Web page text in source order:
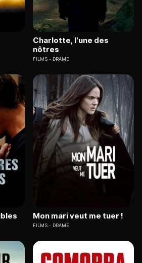
Charlotte, l'une des
nôtres
FILMS DRAME
Mon mari veut me tuer !
FILMS DRAME